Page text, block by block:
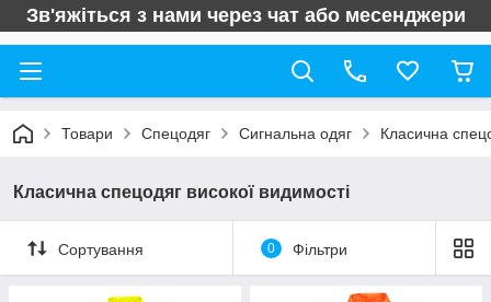
Зв'яжіться з нами через чат або месенджери
Товари Спецодяг Сигнальна одяг Класична
Класична спецодяг високої видимості
Сортування 0 Фільтри